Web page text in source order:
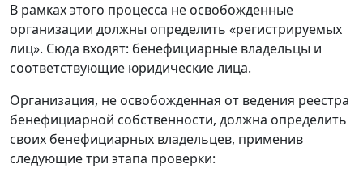
В рамках этого процесса не освобожденные
организации должны определить «регистрируемых
лиц». Сюда входят: бенефициарные владельцы и
соответствующие юридические лица.
Организация, не освобожденная от ведения реестра
бенефициарной собственности, должна определить
своих бенефициарных владельцев, применив
следующие три этапа проверки: